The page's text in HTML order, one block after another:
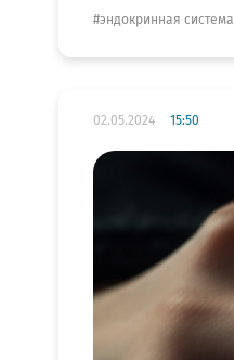
эндокринная система
02.05.2024 15:50